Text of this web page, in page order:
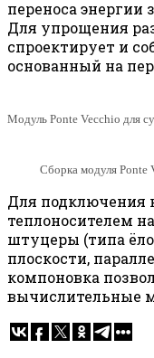
переноса энергии
Для упрощения
спроектирует и
основанный на
Модуль Ponte Vecchio для
Сборка модуля Ponte
Для подключения
теплоносителем
штуцеры (типа
плоскости,
компоновка
вычислительные